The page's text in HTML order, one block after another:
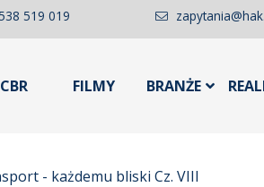
519 019
CBR FILMY BRANŻE
- każdemu bliski Cz. VIII